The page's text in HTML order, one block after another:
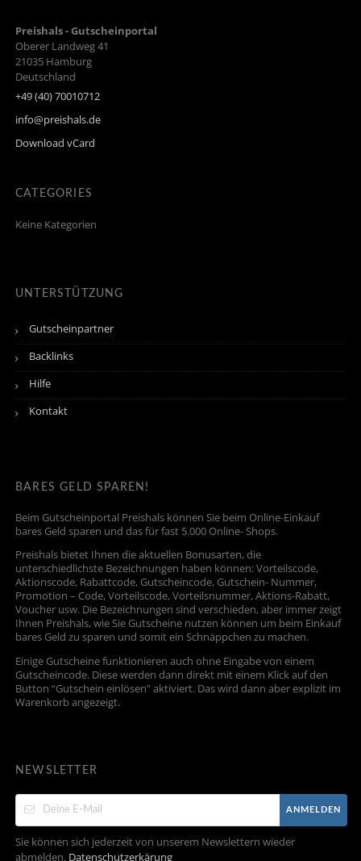
Preishals - Gutscheinportal
Oberer Landweg 41
21035 Hamburg
Deutschland
+49 (40) 70010712
info@preishals.de
Download vCard
CATEGORIES
Keine Kategorien
UNTERSTÜTZUNG
Gutscheinpartner
Backlinks
Hilfe
Kontakt
BARES GELD SPAREN!
Beim Gutscheinportal Preishals können Sie beim Online-Einkauf
bares Geld sparen und das für fast 5.000 Online- Shops.
Preishals bietet Ihnen die aktuellen Bonusarten, die
unterschiedlichste Bezeichnungen haben können: Vorteilscode,
Aktionscode, Rabattcode, Gutscheincode, Gutschein- Nummer,
Promotion – Code, Vorteilscode, Vorteilsnummer, Aktions-Rabatt,
Voucher usw. Die Bezeichnungen sind verschieden, aber immer zeigt
Ihnen Preishals, wie Sie Gutscheine nutzen können um beim Einkauf
bares Geld zu sparen und somit ein Schnäppchen zu machen.
Einige Gutscheine funktionieren auch ohne Eingabe von einem
Gutscheincode. Diese werden dann direkt mit einem Klick auf den
Button “Gutschein einlösen” aktiviert. Das wird dann aber explizit im
Warenkorb angezeigt.
NEWSLETTER
ANMELDEN
Sie können sich jederzeit von unserem Newslettern wieder
abmelden. Datenschutzerkärung